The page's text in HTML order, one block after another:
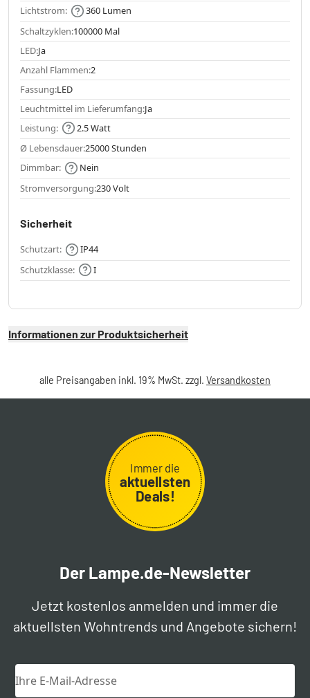
Lichtstrom:
360 Lumen
Schaltzyklen:100000 Mal
LED:Ja
Anzahl Flammen:2
Fassung:LED
Leuchtmittel im Lieferumfang:Ja
Leistung:
2.5 Watt
Ø Lebensdauer:25000 Stunden
Dimmbar:
Nein
Stromversorgung:230 Volt
Sicherheit
Schutzart:
IP44
Schutzklasse:
I
Informationen zur Produktsicherheit
alle Preisangaben inkl. 19% MwSt. zzgl. Versandkosten
Immer die
aktuellsten
Deals!
Der Lampe.de-Newsletter
Jetzt kostenlos anmelden und immer die
aktuellsten Wohntrends und Angebote sichern!